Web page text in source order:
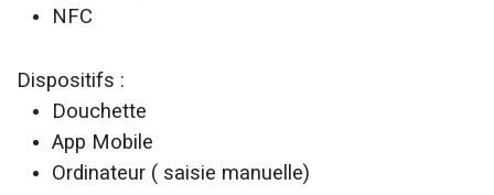
NFC
Dispositifs :
Douchette
App Mobile
Ordinateur ( saisie manuelle)